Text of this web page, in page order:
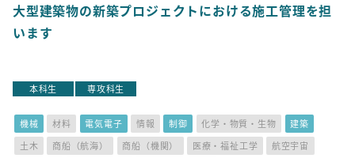
大型建築物の新築プロジェクトにおける施工管理を担
います
本科生 専攻科生
機械 材料 電気電子 情報 制御 化学・物質・生物
建築
土木
商船（航海） 商船（機関） 医療・福祉工学
航空宇宙